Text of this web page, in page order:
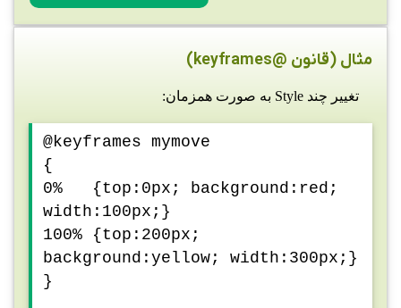
مثال (قانون @keyframes)
تغییر چند Style به صورت همزمان:
@keyframes mymove
{
0% {top:0px; background:red;
width:100px;}
100% {top:200px;
background:yellow; width:300px;}
}